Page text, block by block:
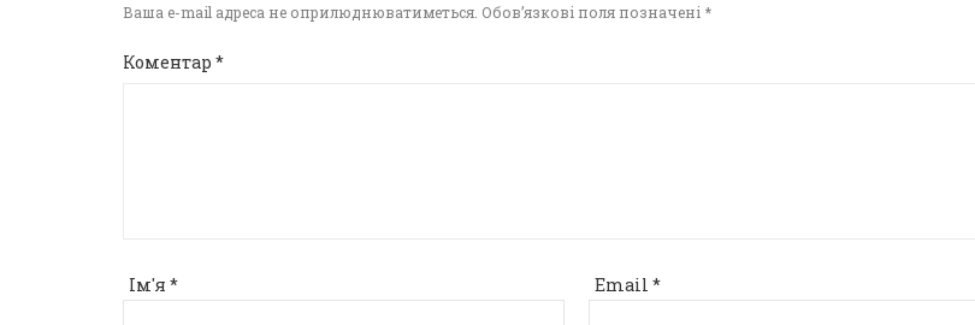
Ваша e-mail адреса не оприлюднюватиметься. Обов’язкові поля позначені *
Коментар *
Ім'я * Email *